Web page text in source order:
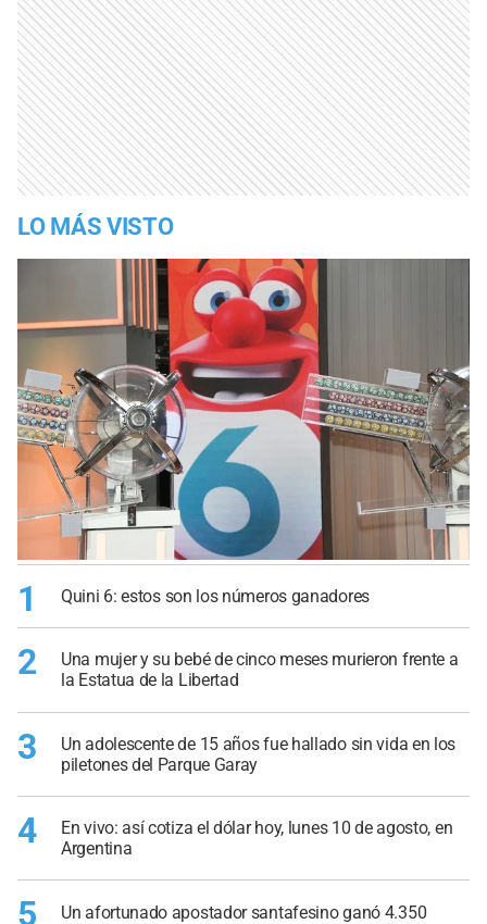
LO MÁS VISTO
1 Quini 6: estos son los números ganadores
2
Una mujer y su bebé de cinco meses murieron frente a
la Estatua de la Libertad
3
Un adolescente de 15 años fue hallado sin vida en los
piletones del Parque Garay
4
En vivo: así cotiza el dólar hoy, lunes 10 de agosto, en
Argentina
5
Un afortunado apostador santafesino ganó 4.350